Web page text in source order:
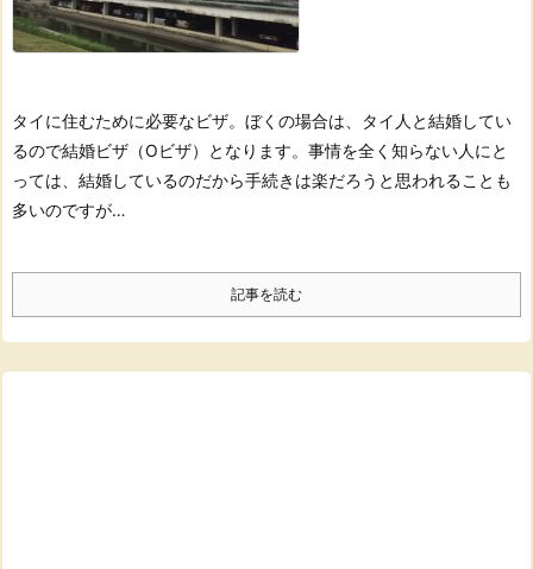
タイに住むために必要なビザ。 ぼくの場合は、タイ人と結婚してい
るので結婚ビザ（Oビザ）となります。 事情を全く知らない人にと
っては、 結婚しているのだから手続きは楽だろうと思われることも
多いのですが…
記事を読む